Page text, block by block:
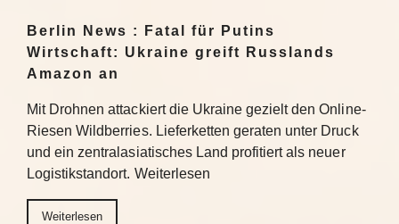
Berlin News : Fatal für Putins
Wirtschaft: Ukraine greift Russlands
Amazon an
Mit Drohnen attackiert die Ukraine gezielt den Online-
Riesen Wildberries. Lieferketten geraten unter Druck
und ein zentralasiatisches Land profitiert als neuer
Logistikstandort. Weiterlesen
Weiterlesen